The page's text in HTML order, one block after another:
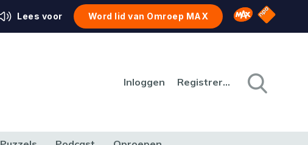
Lees voor Word lid van Omroep MAX Omroep MAX
NPO
Inloggen Registreren